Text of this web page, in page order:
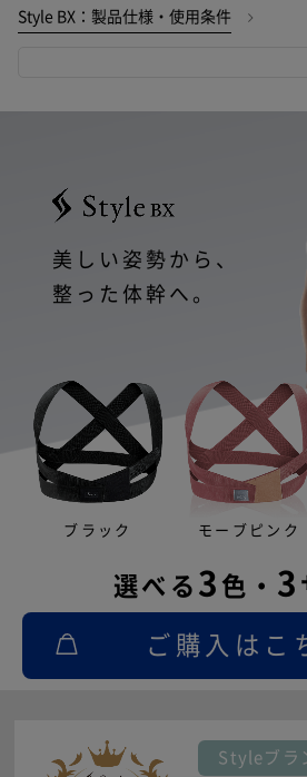
Style BX：製品仕様・使用条件
美しい姿勢から、
整った体幹へ。
ブラック モーブピンク
選べる 3 色・ 3
ご購入はこ
Style ブラ